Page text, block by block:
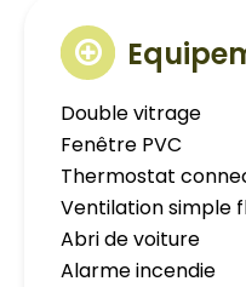
Double vitrage
Fenêtre PVC
Thermostat
Ventilation simple
Abri de voiture
Alarme incendie